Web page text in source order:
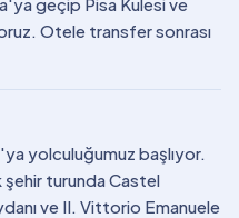
Otele transfer sonrası
yolculuğumuz başlıyor.
şehir turunda Castel
ve II. Vittorio Emanuele